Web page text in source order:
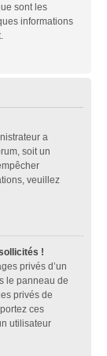
sont les
informations
a
soit un
veuillez
!
privés d’un
le panneau de
privés de
ces
utilisateur